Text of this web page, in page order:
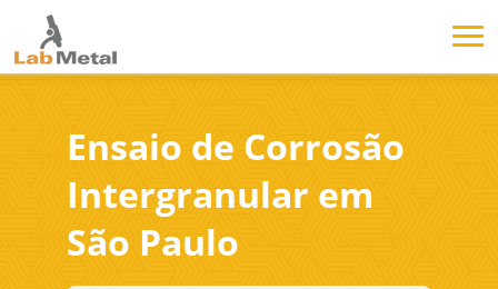
Ensaio de Corrosão
Intergranular em
São Paulo